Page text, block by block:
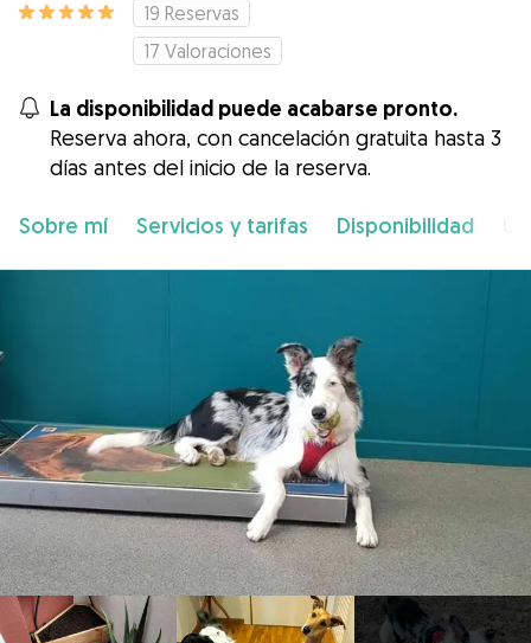
19 Reservas
17 Valoraciones
La disponibilidad puede acabarse pronto.
Reserva ahora, con cancelación gratuita hasta 3
días antes del inicio de la reserva.
Sobre mí Servicios y tarifas Disponibilidad